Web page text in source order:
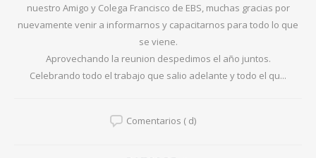
nuestro Amigo y Colega Francisco de EBS, muchas gracias por
nuevamente venir a informarnos y capacitarnos para todo lo que
se viene.
Aprovechando la reunion despedimos el año juntos.
Celebrando todo el trabajo que salio adelante y todo el qu...
Comentarios ( d)